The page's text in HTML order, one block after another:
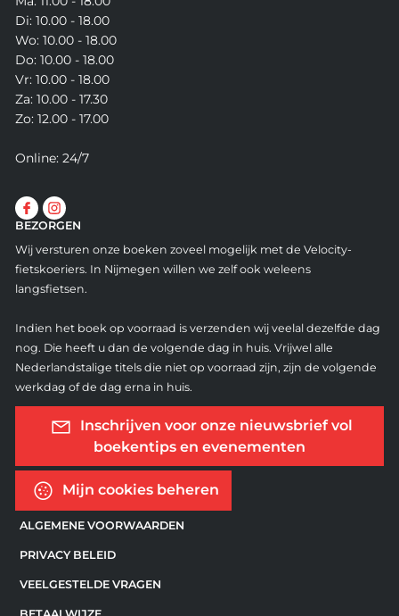
Di: 10.00 - 18.00
Wo: 10.00 - 18.00
Do: 10.00 - 18.00
Vr: 10.00 - 18.00
Za: 10.00 - 17.30
Zo: 12.00 - 17.00
Online: 24/7
BEZORGEN
Wij versturen onze boeken zoveel mogelijk met de Velocity-
fietskoeriers. In Nijmegen willen we zelf ook weleens
langsfietsen.
Indien het boek op voorraad is verzenden wij veelal dezelfde dag
nog. Die heeft u dan de volgende dag in huis. Vrijwel alle
Nederlandstalige titels die niet op voorraad zijn, zijn de volgende
werkdag of de dag erna in huis.
Inschrijven voor onze nieuwsbrief vol
boekentips en evenementen
Mijn cookies beheren
ALGEMENE VOORWAARDEN
PRIVACY BELEID
VEELGESTELDE VRAGEN